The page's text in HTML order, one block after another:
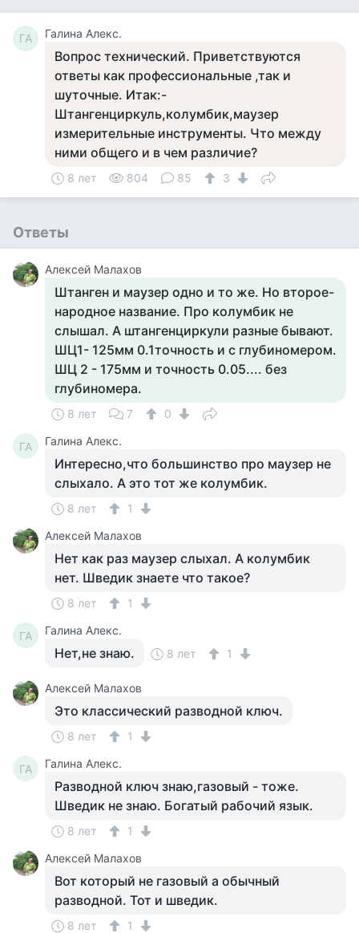
ГА Галина Алекс.
Вопрос технический. Приветствуются
ответы как профессиональные ,так и
шуточные. Итак:-
Штангенциркуль,колумбик,маузер
измерительные инструменты. Что между
ними общего и в чем различие?
8 лет 804 85 3
Ответы
Алексей Малахов
Штанген и маузер одно и то же. Но второе-
народное название. Про колумбик не
слышал. А штангенциркули разные бывают.
ШЦ1- 125мм 0.1точность и с глубиномером.
ШЦ 2 - 175мм и точность 0.05.... без
глубиномера.
8 лет 7 0
ГА Галина Алекс.
Интересно,что большинство про маузер не
слыхало. А это тот же колумбик.
8 лет
1
Алексей Малахов
Нет как раз маузер слыхал. А колумбик
нет. Шведик знаете что такое?
8 лет 1
ГА Галина Алекс.
Нет,не знаю. 8 лет 1
Алексей Малахов
Это классический разводной ключ.
8 лет 1
ГА Галина Алекс.
Разводной ключ знаю,газовый - тоже.
Шведик не знаю. Богатый рабочий язык.
8 лет
1
Алексей Малахов
Вот который не газовый а обычный
разводной. Тот и шведик.
8 лет 1